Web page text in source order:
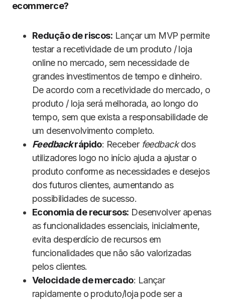
ecommerce?
Redução de riscos: Lançar um MVP permite
testar a recetividade de um produto / loja
online no mercado, sem necessidade de
grandes investimentos de tempo e dinheiro.
De acordo com a recetividade do mercado, o
produto / loja será melhorada, ao longo do
tempo, sem que exista a responsabilidade de
um desenvolvimento completo.
Feedbackrápido: Receber feedbackdos
utilizadores logo no início ajuda a ajustar o
produto conforme as necessidades e desejos
dos futuros clientes, aumentando as
possibilidades de sucesso.
Economia de recursos: Desenvolver apenas
as funcionalidades essenciais, inicialmente,
evita desperdício de recursos em
funcionalidades que não são valorizadas
pelos clientes.
Velocidade de mercado: Lançar
rapidamente o produto/loja pode ser a